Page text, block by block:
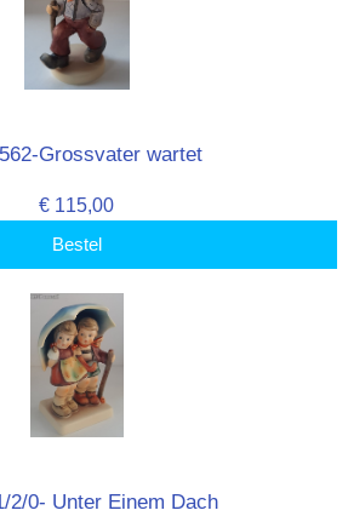
Grossvater wartet
€ 115,00
Bestel
2/0- Unter Einem Dach